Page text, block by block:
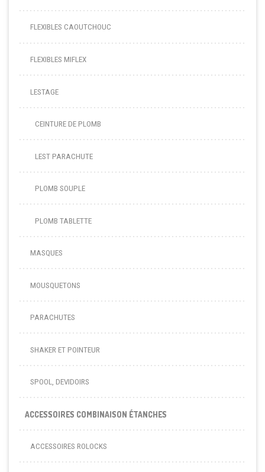
FLEXIBLES CAOUTCHOUC
FLEXIBLES MIFLEX
LESTAGE
CEINTURE DE PLOMB
LEST PARACHUTE
PLOMB SOUPLE
PLOMB TABLETTE
MASQUES
MOUSQUETONS
PARACHUTES
SHAKER ET POINTEUR
SPOOL, DEVIDOIRS
ACCESSOIRES COMBINAISON ÉTANCHES
ACCESSOIRES ROLOCKS